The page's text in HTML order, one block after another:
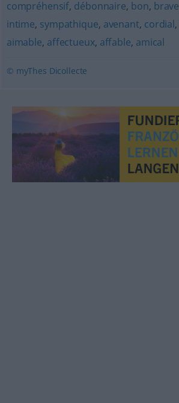
compréhensif, débonnaire, bon, brave
intime, sympathique, avenant, cordial,
aimable, affectueux, affable, amical
© myThes Dicollecte